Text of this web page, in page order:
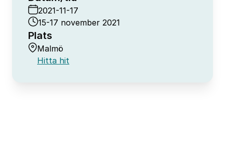
2021-11-17
15-17 november 2021
Plats
Malmö
Hitta hit